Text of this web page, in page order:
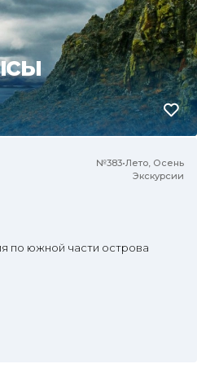
№383•Лето, Осень
Экскурсии
по южной части острова